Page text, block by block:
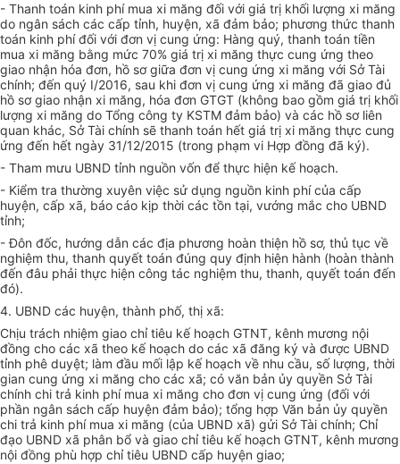
- Thanh toán kinh phí mua xi măng đối với giá trị khối lượng xi măng
do ngân sách các cấp tỉnh, huyện, xã đảm bảo; phương thức thanh
toán kinh phí đối với đơn vị cung ứng: Hàng quý, thanh toán tiền
mua xi măng bằng mức 70% giá trị xi măng thực cung ứng theo
giao nhận hóa đơn, hồ sơ giữa đơn vị cung ứng xi măng với Sở Tài
chính; đến quý I/2016, sau khi đơn vị cung ứng xi măng đã giao đủ
hồ sơ giao nhận xi măng, hóa đơn GTGT (không bao gồm giá trị khối
lượng xi măng do Tổng công ty KSTM đảm bảo) và các hồ sơ liên
quan khác, Sở Tài chính sẽ thanh toán hết giá trị xi măng thực cung
ứng đến hết ngày 31/12/2015 (trong phạm vi Hợp đồng đã ký).
- Tham mưu UBND tỉnh nguồn vốn để thực hiện kế hoạch.
- Kiểm tra thường xuyên việc sử dụng nguồn kinh phí của cấp
huyện, cấp xã, báo cáo kịp thời các tồn tại, vướng mắc cho UBND
tỉnh;
- Đôn đốc, hướng dẫn các địa phương hoàn thiện hồ sơ, thủ tục về
nghiệm thu, thanh quyết toán đúng quy định hiện hành (hoàn thành
đến đâu phải thực hiện công tác nghiệm thu, thanh, quyết toán đến
đó).
4. UBND các huyện, thành phố, thị xã:
Chịu trách nhiệm giao chỉ tiêu kế hoạch GTNT, kênh mương nội
đồng cho các xã theo kế hoạch do các xã đăng ký và được UBND
tỉnh phê duyệt; làm đầu mối lập kế hoạch về nhu cầu, số lượng, thời
gian cung ứng xi măng cho các xã; có văn bản ủy quyền Sở Tài
chính chi trả kinh phí mua xi măng cho đơn vị cung ứng (đối với
phần ngân sách cấp huyện đảm bảo); tổng hợp Văn bản ủy quyền
chi trả kinh phí mua xi măng (của UBND xã) gửi Sở Tài chính; Chỉ
đạo UBND xã phân bổ và giao chỉ tiêu kế hoạch GTNT, kênh mương
nội đồng phù hợp chỉ tiêu UBND cấp huyện giao;